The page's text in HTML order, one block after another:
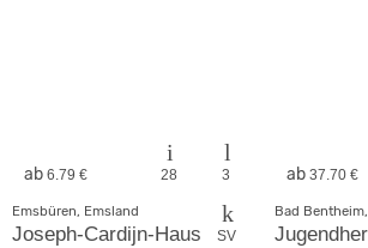
ab 6.79 € 28 3
SV
Emsbüren, Emsland
Joseph-Cardijn-Haus
ab 37.70 €
Bad